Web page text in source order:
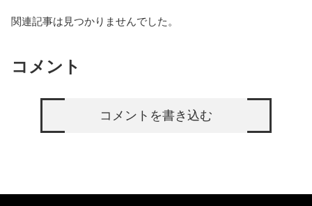
関連記事は見つかりませんでした。
コメント
コメントを書き込む